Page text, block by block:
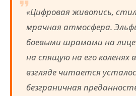
«Цифровая живопись,
мрачная атмосфера.
боевыми шрамами на
на спящую на его коленях
взгляде читается
безграничная